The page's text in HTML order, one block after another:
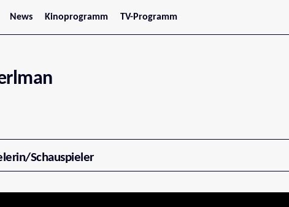
News
Stars
Kinoprogramm
Jetzt im Kino
Tirol
Vorarlberg
TV-Programm
Schauspieler